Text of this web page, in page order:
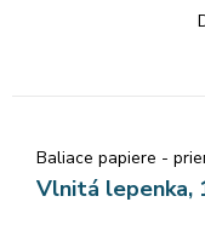
Baliace papiere -
Vlnitá lepenka,